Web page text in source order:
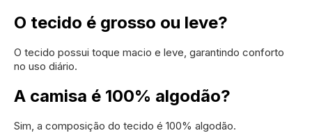
O tecido é grosso ou leve?
O tecido possui toque macio e leve, garantindo conforto
no uso diário.
A camisa é 100% algodão?
Sim, a composição do tecido é 100% algodão.